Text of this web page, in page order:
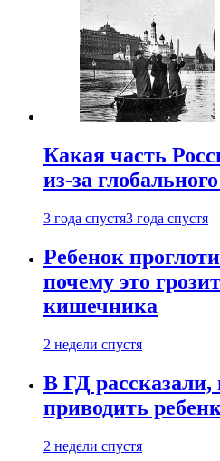
Какая часть
из-за
3 года спустя3 года спустя
Ребенок
почему это
кишечника
2 недели спустя
В ГД
приводить
2 недели спустя